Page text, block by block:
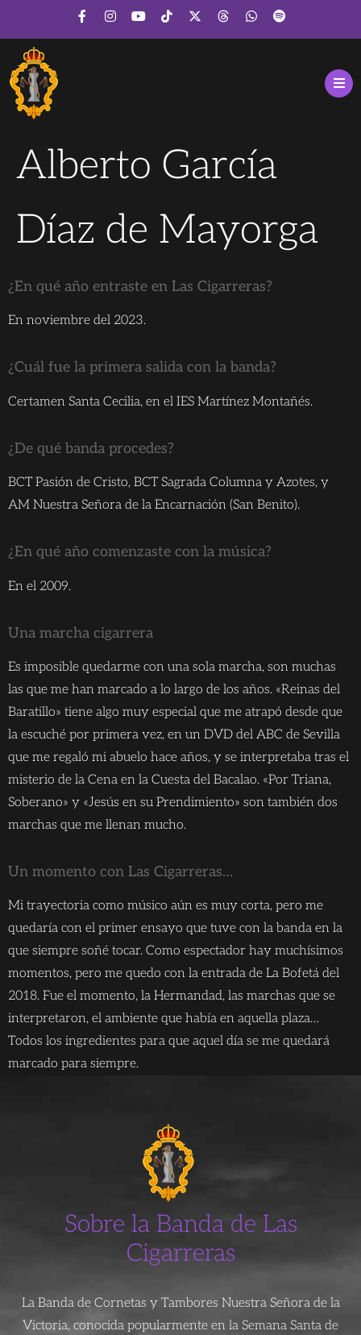
Alberto García
Díaz de Mayorga
¿En qué año entraste en Las Cigarreras?
En noviembre del 2023.
¿Cuál fue la primera salida con la banda?
Certamen Santa Cecilia, en el IES Martínez Montañés.
¿De qué banda procedes?
BCT Pasión de Cristo, BCT Sagrada Columna y Azotes, y
AM Nuestra Señora de la Encarnación (San Benito).
¿En qué año comenzaste con la música?
En el 2009.
Una marcha cigarrera
Es imposible quedarme con una sola marcha, son muchas
las que me han marcado a lo largo de los años. «Reinas del
Baratillo» tiene algo muy especial que me atrapó desde que
la escuché por primera vez, en un DVD del ABC de Sevilla
que me regaló mi abuelo hace años, y se interpretaba tras el
misterio de la Cena en la Cuesta del Bacalao. «Por Triana,
Soberano» y «Jesús en su Prendimiento» son también dos
marchas que me llenan mucho.
Un momento con Las Cigarreras…
Mi trayectoria como músico aún es muy corta, pero me
quedaría con el primer ensayo que tuve con la banda en la
que siempre soñé tocar. Como espectador hay muchísimos
momentos, pero me quedo con la entrada de La Bofetá del
2018. Fue el momento, la Hermandad, las marchas que se
interpretaron, el ambiente que había en aquella plaza…
Todos los ingredientes para que aquel día se me quedará
marcado para siempre.
Sobre la Banda de Las
Cigarreras
La Banda de Cornetas y Tambores Nuestra Señora de la
Victoria, conocida popularmente en la Semana Santa de